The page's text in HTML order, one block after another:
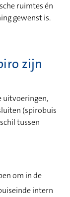
ruimtes én
gewenst is.
zijn
uitvoeringen,
(spirobuis
tussen
om in de
intern